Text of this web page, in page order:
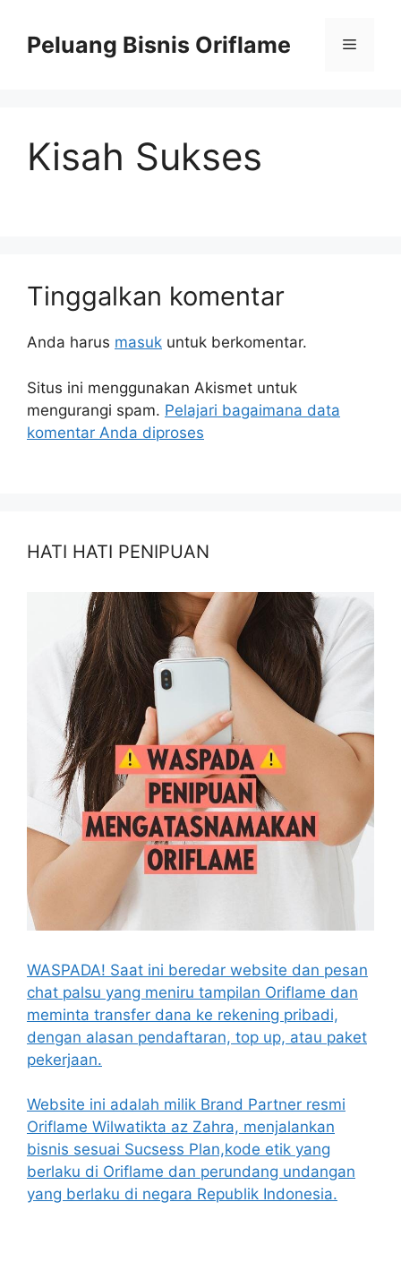
Peluang Bisnis Oriflame
Kisah Sukses
Tinggalkan komentar
Anda harus masuk untuk berkomentar.
Situs ini menggunakan Akismet untuk
mengurangi spam. Pelajari bagaimana data
komentar Anda diproses
HATI HATI PENIPUAN
WASPADA! Saat ini beredar website dan pesan
chat palsu yang meniru tampilan Oriflame dan
meminta transfer dana ke rekening pribadi,
dengan alasan pendaftaran, top up, atau paket
pekerjaan.
Website ini adalah milik Brand Partner resmi
Oriflame Wilwatikta az Zahra, menjalankan
bisnis sesuai Sucsess Plan,kode etik yang
berlaku di Oriflame dan perundang undangan
yang berlaku di negara Republik Indonesia.